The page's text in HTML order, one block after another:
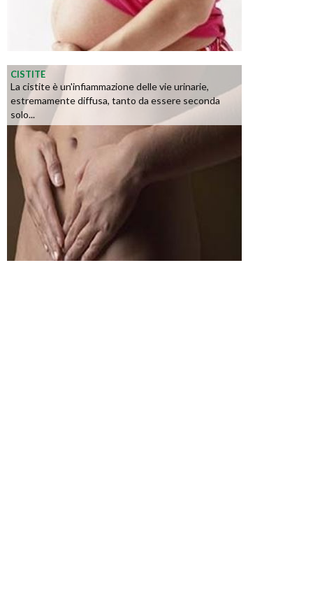
CISTITE
La cistite è un'infiammazione delle vie urinarie,
estremamente diffusa, tanto da essere seconda
solo...